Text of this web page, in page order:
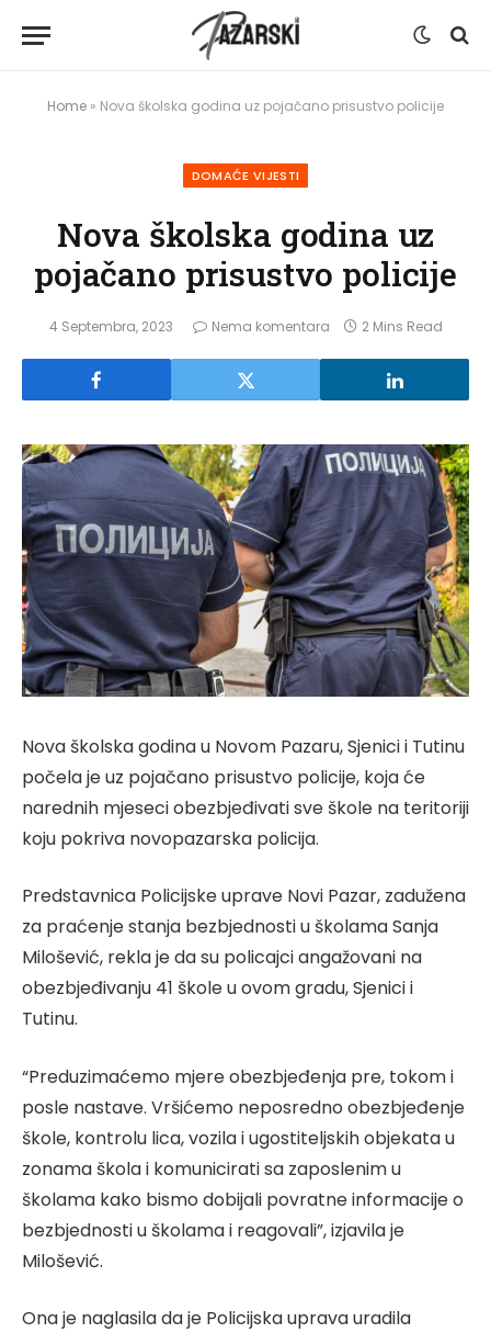
Home » Nova školska godina uz pojačano prisustvo policije
DOMAĆE VIJESTI
Nova školska godina uz
pojačano prisustvo policije
4 Septembra, 2023 Nema komentara 2 Mins Read
Nova školska godina u Novom Pazaru, Sjenici i Tutinu
počela je uz pojačano prisustvo policije, koja će
narednih mjeseci obezbjeđivati sve škole na teritoriji
koju pokriva novopazarska policija.
Predstavnica Policijske uprave Novi Pazar, zadužena
za praćenje stanja bezbjednosti u školama Sanja
Milošević, rekla je da su policajci angažovani na
obezbjeđivanju 41 škole u ovom gradu, Sjenici i
Tutinu.
“Preduzimaćemo mjere obezbjeđenja pre, tokom i
posle nastave. Vršićemo neposredno obezbjeđenje
škole, kontrolu lica, vozila i ugostiteljskih objekata u
zonama škola i komunicirati sa zaposlenim u
školama kako bismo dobijali povratne informacije o
bezbjednosti u školama i reagovali”, izjavila je
Milošević.
Ona je naglasila da je Policijska uprava uradila